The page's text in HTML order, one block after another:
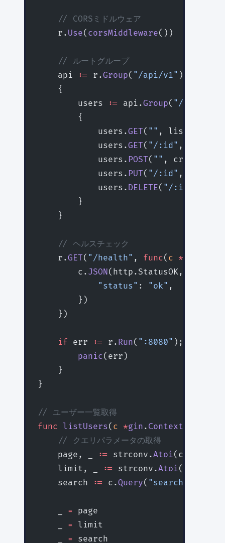
    // CORSミドルウェア
    r.
Use( corsMiddleware())
    // ルートグループ
    api
:= r.Group( "/api/v1" )
    {
        users
:= api.Group( "/users"
        {
            users.
GET( "" , listUsers)
            users.
GET( "/:id" ,
            users.
POST( "" ,
            users.
PUT( "/:id" ,
            users.
DELETE( "/:id"
        }
    }
    // ヘルスチェック
    r.
GET( "/health" , func( c *
        c.
JSON(http.StatusOK,
            "status"
: "ok" ,
        })
    })
    if
err := r. Run( ":8080" ); err
        panic
(err)
    }
}
// ユーザー一覧取得
func listUsers( c *gin . Context
    // クエリパラメータの取得
    page, _
:= strconv.Atoi(c.
    limit, _
:= strconv.Atoi(c.
    search
:= c.Query( "search"
= page
= limit
= search